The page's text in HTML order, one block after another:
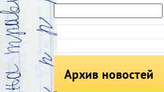
Архив новостей